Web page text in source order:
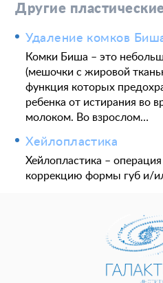
Другие
Удаление комков
Комки Биша – это
(мешочки с жировой
функция которых
ребенка от истирания во
молоком. Во взрослом…
Хейлопластика
Хейлопластика –
коррекцию формы губ и/